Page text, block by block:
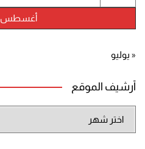
أغسطس 2026
« يوليو
أرشيف الموقع
الموقع